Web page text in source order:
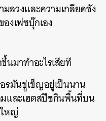
มลวงและความเกลียดชัง
งเฟซบุ๊กเอง
มาทำอะไรเสียที
รมันขู่เข็ญอยู่เป็นนาน
และเฮตสปีชกินพื้นที่บน
หญ่